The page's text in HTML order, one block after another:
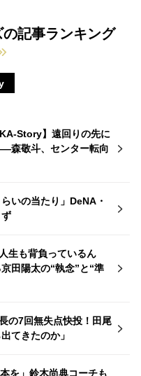
記事ランキング
Story】遠回りの先に
森敬斗、センター転向
いの当たり」DeNA・
生も背負っているん
田陽太の“執念”と“準
の7回無失点快投！田尾
てきたのか」
を」鈴木尚典コーチも